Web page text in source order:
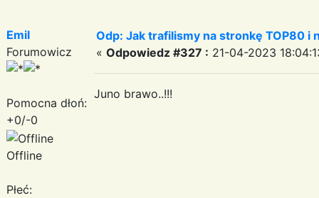
Emil
Forumowicz
Pomocna dłoń:
+0/-0
Offline
Płeć:
Odp: Jak trafilismy na stronkę TOP80 i
« Odpowiedz #327 : 21-04-2023
Juno brawo..!!!